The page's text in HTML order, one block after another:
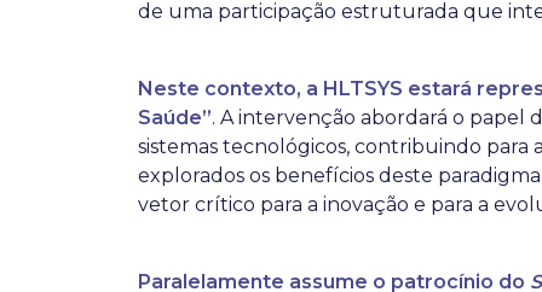
de uma participação estruturada que
Neste contexto, a HLTSYS estará
Saúde”. A intervenção abordará o papel
sistemas tecnológicos, contribuindo
explorados os benefícios deste
vetor crítico para a inovação e para a
Paralelamente assume o patrocínio do